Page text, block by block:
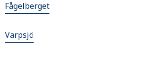
Fågelberget
Varpsjö